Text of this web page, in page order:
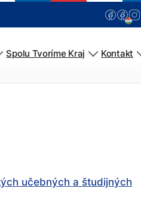
Spolu Tvoríme Kraj Kontakt
učebných a študijných